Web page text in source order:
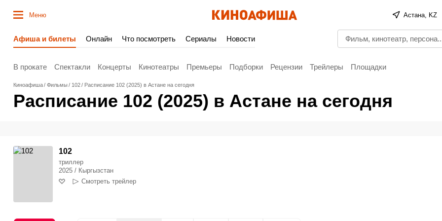
Меню Астана, KZ
Афиша и билеты Онлайн Что посмотреть Сериалы Новости
В прокате Спектакли Концерты Кинотеатры Премьеры Подборки Рецензии Трейлеры Площадки
Киноафиша Фильмы 102 Расписание 102 (2025) в Астане на сегодня
Расписание 102 (2025) в Астане на сегодня
102
триллер
2025 / Кыргызстан
Смотреть трейлер